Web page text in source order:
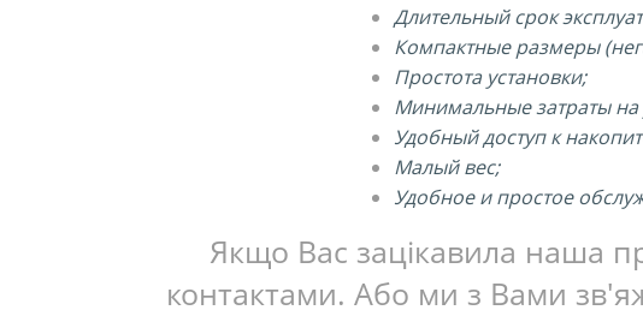
Длительный срок
Компактные размеры
Простота установки;
Минимальные затраты на
Удобный доступ к
Малый вес;
Удобное и простое
Якщо Вас зацікавила наша
контактами. Або ми з Вами